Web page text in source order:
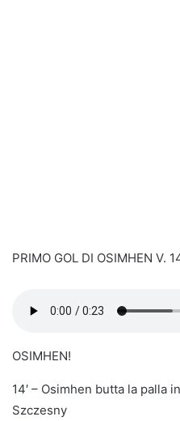
PRIMO GOL DI OSIMHEN V.
OSIMHEN!
14′ – Osimhen butta la palla
Szczesny